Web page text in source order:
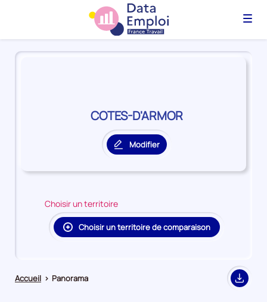
Menu
Panorama
COTES-D'ARMOR
Modifier
le
principal
Choisir un territoire
Choisir un territoire de comparaison
Accueil > Panorama Export